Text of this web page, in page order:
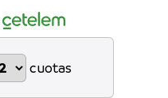
cuotas